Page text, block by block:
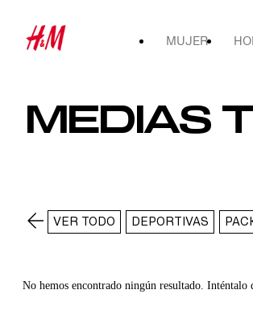
MUJER
MEDIAS
VER TODO DEPORTIVAS
No hemos encontrado ningún resultado. Inténtalo